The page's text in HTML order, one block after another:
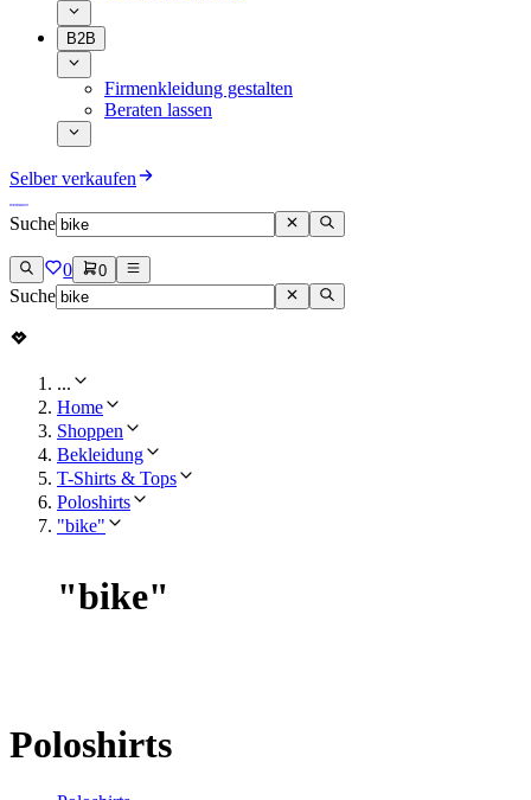
B2B
Firmenkleidung gestalten
Beraten lassen
Selber verkaufen
Suche
0 0
Suche
...
Home
Shoppen
Bekleidung
T-Shirts & Tops
Poloshirts
"bike"
"bike"
Poloshirts